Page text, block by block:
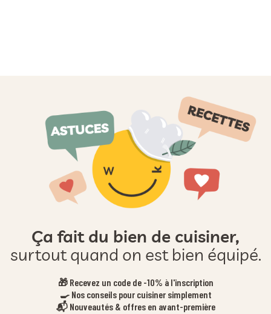
Ça fait du bien de cuisiner,
surtout quand on est bien équipé.
🎁 Recevez un code de -10% à l'inscription
🍳 Nos conseils pour cuisiner simplement
📬 Nouveautés & offres en avant-première